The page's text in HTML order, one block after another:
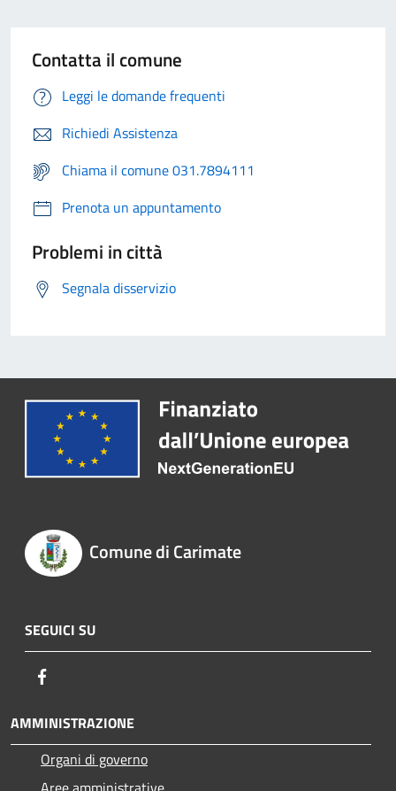
Contatta il comune
Leggi le domande frequenti
Richiedi Assistenza
Chiama il comune 031.7894111
Prenota un appuntamento
Problemi in città
Segnala disservizio
Comune di Carimate
SEGUICI SU
AMMINISTRAZIONE
Organi di governo